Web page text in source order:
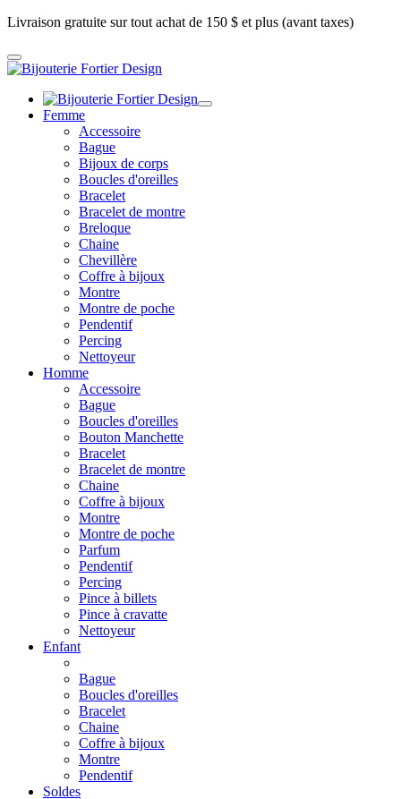
Livraison gratuite sur tout achat de 150 $ et plus (avant taxes)
Femme
Accessoire
Bague
Bijoux de corps
Boucles d'oreilles
Bracelet
Bracelet de montre
Breloque
Chaine
Chevillère
Coffre à bijoux
Montre
Montre de poche
Pendentif
Percing
Nettoyeur
Homme
Accessoire
Bague
Boucles d'oreilles
Bouton Manchette
Bracelet
Bracelet de montre
Chaine
Coffre à bijoux
Montre
Montre de poche
Parfum
Pendentif
Percing
Pince à billets
Pince à cravatte
Nettoyeur
Enfant
Bague
Boucles d'oreilles
Bracelet
Chaine
Coffre à bijoux
Montre
Pendentif
Soldes